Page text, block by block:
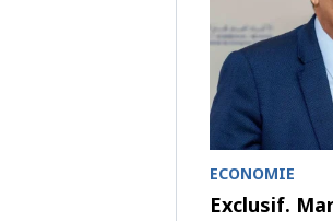
ECONOMIE
Exclusif.